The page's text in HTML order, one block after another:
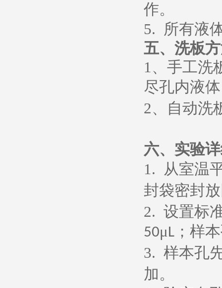
作。
5. 所有液
五、 洗板
1、 手工洗
尽孔内液
2、 自动洗
六、 实验
1. 从室温
封袋密封
2. 设置标
50μL ；样
3. 样本孔
加。